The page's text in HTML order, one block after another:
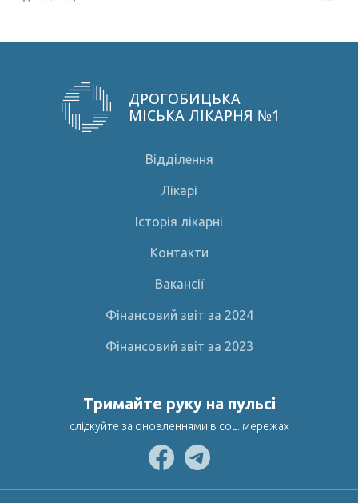
ДРОГОБИЦЬКА
МІСЬКА ЛІКАРНЯ №1
Відділення
Лікарі
Історія лікарні
Контакти
Вакансії
Фінансовий звіт за 2024
Фінансовий звіт за 2023
Тримайте руку на пульсі
слідкуйте за оновленнями в соц. мережах